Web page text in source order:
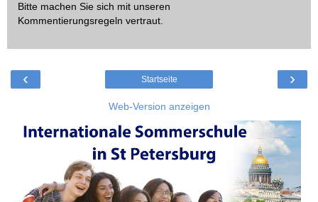
Bitte machen Sie sich mit unseren
Kommentierungsregeln vertraut.
‹ ›
Startseite
Web-Version anzeigen